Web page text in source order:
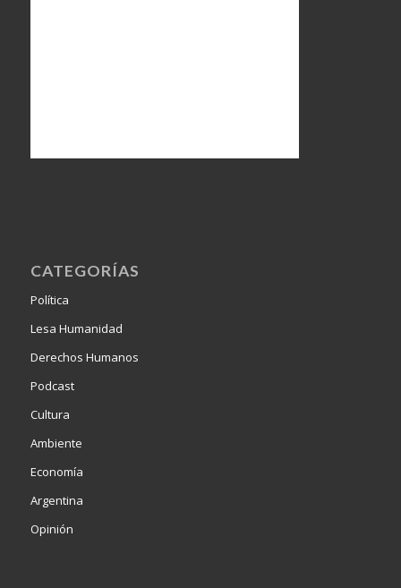
CATEGORÍAS
Política
Lesa Humanidad
Derechos Humanos
Podcast
Cultura
Ambiente
Economía
Argentina
Opinión